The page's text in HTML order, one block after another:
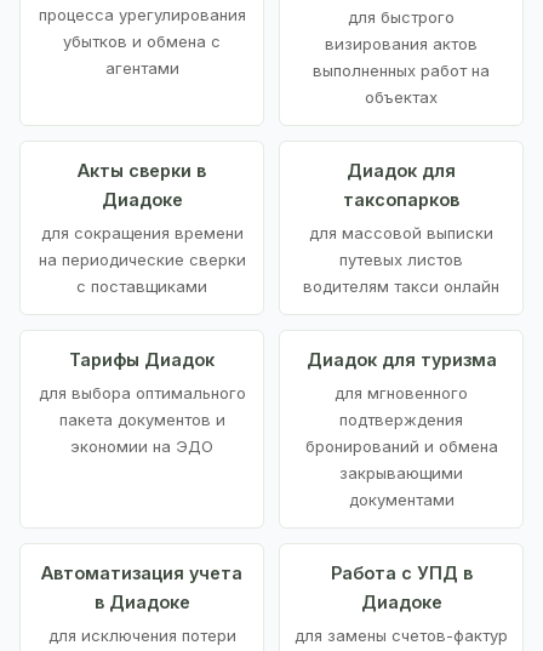
процесса урегулирования
убытков и обмена с
агентами
для быстрого
визирования актов
выполненных работ на
объектах
Акты сверки в
Диадоке
для сокращения времени
на периодические сверки
с поставщиками
Диадок для
таксопарков
для массовой выписки
путевых листов
водителям такси онлайн
Тарифы Диадок
для выбора оптимального
пакета документов и
экономии на ЭДО
Диадок для туризма
для мгновенного
подтверждения
бронирований и обмена
закрывающими
документами
Автоматизация учета
в Диадоке
для исключения потери
Работа с УПД в
Диадоке
для замены счетов-фактур